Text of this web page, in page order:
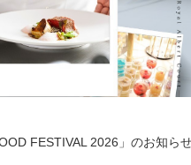
FESTIVAL 2026」のお知ら